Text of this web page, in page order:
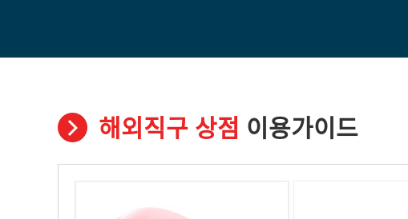
해외직구 상점 이용가이드